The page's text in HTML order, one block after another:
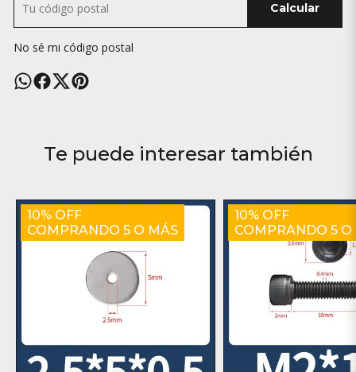
Calcular
No sé mi código postal
Te puede interesar también
10% OFF
COMPRANDO 5 O MÁS
10% OFF
COMPRANDO 5 O